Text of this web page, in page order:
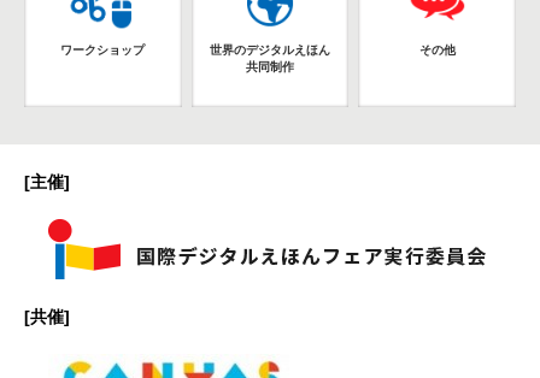
ワークショップ
世界のデジタルえほん
共同制作
その他
[主催]
[共催]